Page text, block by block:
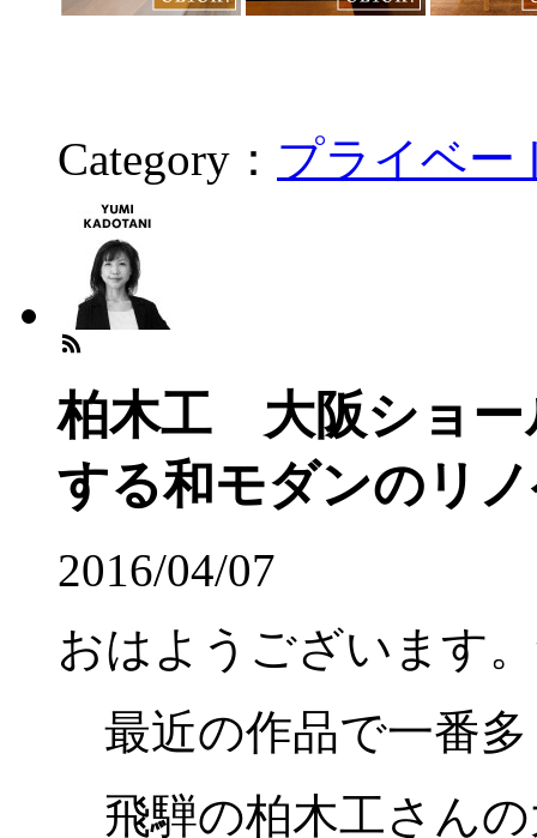
Category： プライベー
柏木工 大阪ショ
する和モダンのリ
2016/04/07
おはようございます
最近の作品で一番
飛騨の柏木工さん